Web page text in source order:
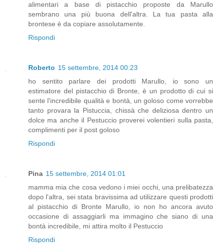
alimentari a base di pistacchio proposte da Marullo
sembrano una più buona dell'altra. La tua pasta alla
brontese è da copiare assolutamente.
Rispondi
Roberto 15 settembre, 2014 00:23
ho sentito parlare dei prodotti Marullo, io sono un
estimatore del pistacchio di Bronte, è un prodotto di cui si
sente l'incredibile qualità e bontà, un goloso come vorrebbe
tanto provara la Pistuccia, chissà che deliziosa dentro un
dolce ma anche il Pestuccio proverei volentieri sulla pasta,
complimenti per il post goloso
Rispondi
Pina 15 settembre, 2014 01:01
mamma mia che cosa vedono i miei occhi, una prelibatezza
dopo l'altra, sei stata bravissima ad utilizzare questi prodotti
al pistacchio di Bronte Marullo, io non ho ancora avuto
occasione di assaggiarli ma immagino che siano di una
bontà incredibile, mi attira molto il Pestuccio
Rispondi